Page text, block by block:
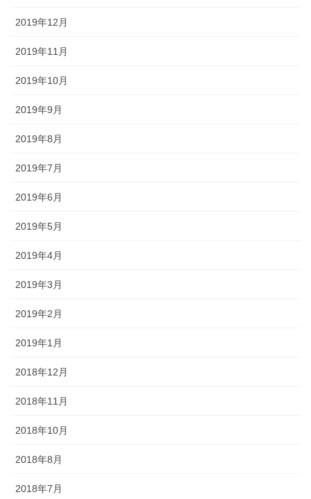
2019年12月
2019年11月
2019年10月
2019年9月
2019年8月
2019年7月
2019年6月
2019年5月
2019年4月
2019年3月
2019年2月
2019年1月
2018年12月
2018年11月
2018年10月
2018年8月
2018年7月